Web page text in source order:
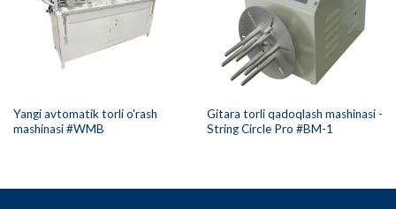
Yangi avtomatik torli o'rash
mashinasi #WMB
Gitara torli qadoqlash mashinasi -
String Circle Pro #BM-1